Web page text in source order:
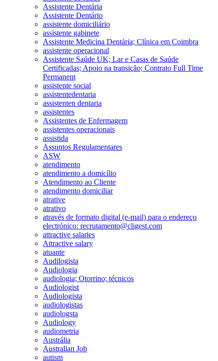
Assistente Dentária
Assistente Dentário
assistente domiciliário
assistente gabinete
Assistente Medicina Dentária; Clínica em Coimbra
assistente operacional
Assistente Saúde UK; Lar e Casas de Saúde
Certificadas; Apoio na transição; Contrato Full Time
Permanent
assistente social
assistentedentaria
assistenten dentaria
assistentes
Assistentes de Enfermagem
assistentes operacionais
assistida
Assuntos Regulamentares
ASW
atendimento
atendimento a domicílio
Atendimento ao Cliente
atendimento domiciliar
atrative
atrativo
através de formato digital (e-mail) para o endereço
electrónico: recrutamento@cligest.com
attractive salaries
Attractive salary
atuante
Audilogista
Audiologia
audiologia; Otorrino; técnicos
Audiologist
Audiologista
audiologistas
audiologsta
Audiology
audiometria
Austrália
Australian Job
autism